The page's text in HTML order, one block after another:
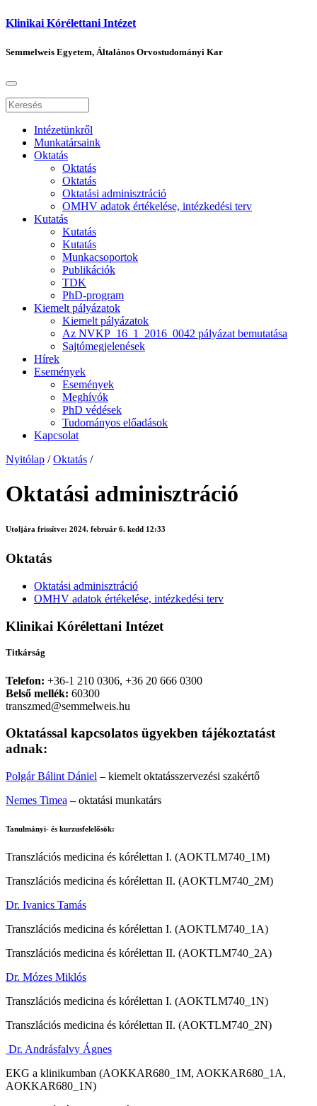
Klinikai Kórélettani Intézet
Semmelweis Egyetem, Általános Orvostudományi Kar
Intézetünkről
Munkatársaink
Oktatás
Oktatás
Oktatás
Oktatási adminisztráció
OMHV adatok értékelése, intézkedési terv
Kutatás
Kutatás
Kutatás
Munkacsoportok
Publikációk
TDK
PhD-program
Kiemelt pályázatok
Kiemelt pályázatok
Az NVKP_16_1_2016_0042 pályázat bemutatása
Sajtómegjelenések
Hírek
Események
Események
Meghívók
PhD védések
Tudományos előadások
Kapcsolat
Nyitólap / Oktatás /
Oktatási adminisztráció
Utoljára frissítve: 2024. február 6. kedd 12:33
Oktatás
Oktatási adminisztráció
OMHV adatok értékelése, intézkedési terv
Klinikai Kórélettani Intézet
Titkárság
Telefon: +36-1 210 0306, +36 20 666 0300
Belső mellék: 60300
transzmed@semmelweis.hu
Oktatással kapcsolatos ügyekben tájékoztatást
adnak:
Polgár Bálint Dániel – kiemelt oktatásszervezési szakértő
Nemes Timea – oktatási munkatárs
Tanulmányi- és kurzusfelelősök:
Transzlációs medicina és kórélettan I. (AOKTLM740_1M)
Transzlációs medicina és kórélettan II. (AOKTLM740_2M)
Dr. Ivanics Tamás
Transzlációs medicina és kórélettan I. (AOKTLM740_1A)
Transzlációs medicina és kórélettan II. (AOKTLM740_2A)
Dr. Mózes Miklós
Transzlációs medicina és kórélettan I. (AOKTLM740_1N)
Transzlációs medicina és kórélettan II. (AOKTLM740_2N)
Dr. Andrásfalvy Ágnes
EKG a klinikumban (AOKKAR680_1M, AOKKAR680_1A,
AOKKAR680_1N)